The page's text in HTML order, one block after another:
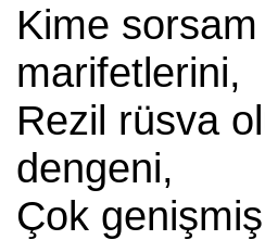
Kime
marifetlerini,
Rezil rüsva
dengeni,
Çok